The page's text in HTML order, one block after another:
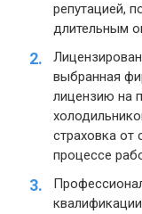
репутацией,
длительным
выбранная
лицензию на
страховка от
процессе